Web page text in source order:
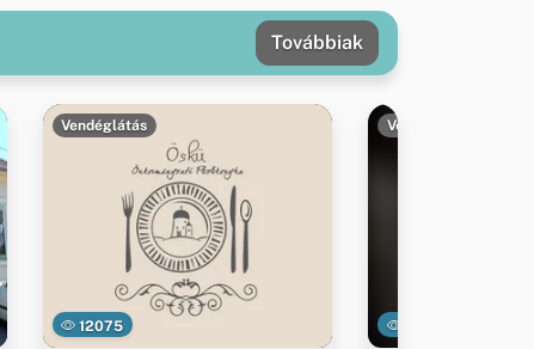
Továbbiak
12075
Vendéglátás Vendéglátás